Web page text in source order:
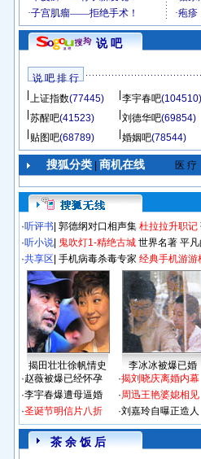
说 吧
说 吧 排 行
上证指数(77445) 李宇春吧(104510)
苏醒吧(41523) 刘德华吧(69854)
贴图吧(68789) 婚姻吧(78544)
搜狐分类| 商机在线 医 疗
·听评书 郭德纲对口相声集 杜拉拉升职记
·听小说 鬼吹灯1-精绝古城 世界名著 平
·共享区 手机病毒杀毒专家 经典手机游游
揭田壮壮徐帆情史 李冰冰被爆已婚
·赵薇被爆已经怀孕
·李宇春爆遭母逼婚
·圣诞节明信片八折
·揭刘晓庆离婚内幕
·周迅王艳婆媳相见
·刘嘉玲自曝正造人
茶 余 饭 后